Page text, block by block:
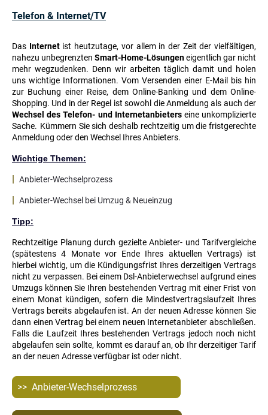
Telefon & Internet/TV
Das Internetist heutzutage, vor allem in der Zeit der vielfältigen,
nahezu unbegrenzten Smart-Home-Lösungeneigentlich gar nicht
mehr wegzudenken. Denn wir arbeiten täglich damit und holen
uns wichtige Informationen. Vom Versenden einer E-Mail bis hin
zur Buchung einer Reise, dem Online-Banking und dem Online-
Shopping. Und in der Regel ist sowohl die Anmeldung als auch der
Wechsel des Telefon- und Internetanbieterseine unkomplizierte
Sache. Kümmern Sie sich deshalb rechtzeitig um die fristgerechte
Anmeldung oder den Wechsel Ihres Anbieters.
Wichtige Themen:
| Anbieter-Wechselprozess
| Anbieter-Wechsel bei Umzug & Neueinzug
Tipp:
Rechtzeitige Planung durch gezielte Anbieter- und Tarifvergleiche
(spätestens 4 Monate vor Ende Ihres aktuellen Vertrags) ist
hierbei wichtig, um die Kündigungsfrist Ihres derzeitigen Vertrags
nicht zu verpassen. Bei einem Dsl-Anbieterwechsel aufgrund eines
Umzugs können Sie Ihren bestehenden Vertrag mit einer Frist von
einem Monat kündigen, sofern die Mindestvertragslaufzeit Ihres
Vertrags bereits abgelaufen ist. An der neuen Adresse können Sie
dann einen Vertrag bei einem neuen Internetanbieter abschließen.
Falls die Laufzeit Ihres bestehenden Vertrags jedoch noch nicht
abgelaufen sein sollte, kommt es darauf an, ob Ihr derzeitiger Tarif
an der neuen Adresse verfügbar ist oder nicht.
>> Anbieter-Wechselprozess